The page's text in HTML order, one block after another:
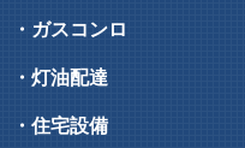
・ガスコンロ
・灯油配達
・住宅設備